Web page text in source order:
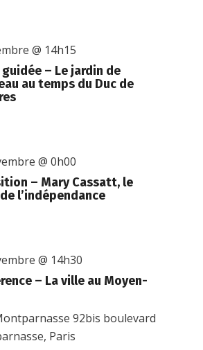
– Le jardin de
au temps du Duc de
@ 14h15
– Mary Cassatt, le
l’indépendance
@ 0h00
– La ville au Moyen-
@ 14h30
92bis boulevard
Paris